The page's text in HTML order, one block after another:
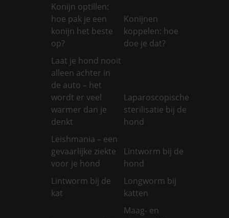
Konijn optillen:
hoe pak je een
konijn het beste
op?
Konijnen
koppelen: hoe
doe je dat?
Laat je hond nooit
alleen achter in
de auto – het
wordt er veel
warmer dan je
denkt
Laparoscopische
sterilisatie bij de
hond
Leishmania – een
gevaarlijke ziekte
voor je hond
Lintworm bij de
hond
Lintworm bij de
kat
Longworm bij
katten
Maag- en